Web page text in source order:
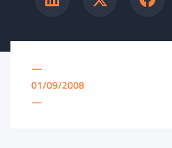
—
01/09/2008
—